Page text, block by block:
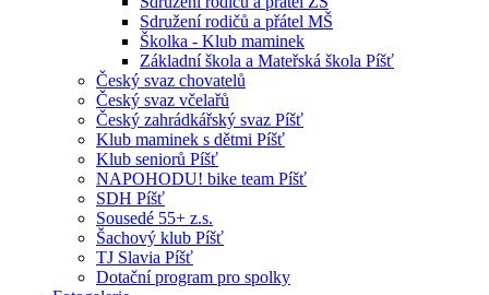
Sdružení rodičů a přátel MŠ
Školka - Klub maminek
Základní škola a Mateřská škola Píšť
Český svaz chovatelů
Český svaz včelařů
Český zahrádkářský svaz Píšť
Klub maminek s dětmi Píšť
Klub seniorů Píšť
NAPOHODU! bike team Píšť
SDH Píšť
Sousedé 55+ z.s.
Šachový klub Píšť
TJ Slavia Píšť
Dotační program pro spolky